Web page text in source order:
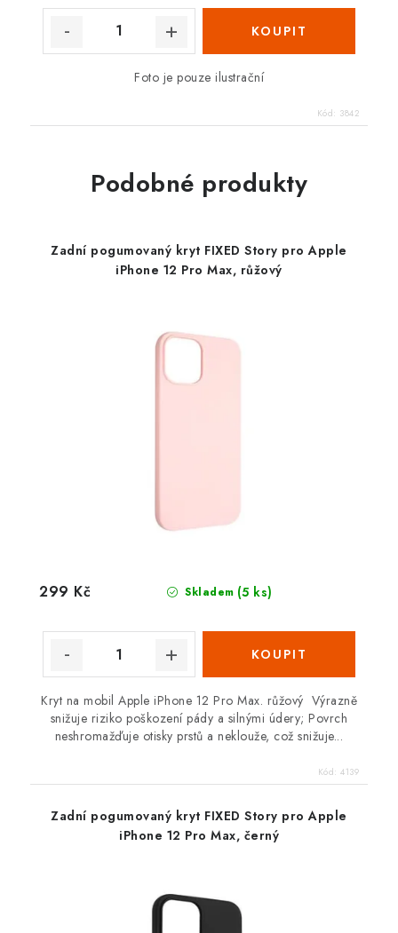
Foto je pouze ilustrační
Kód: 3842
Podobné produkty
Zadní pogumovaný kryt FIXED Story pro Apple
iPhone 12 Pro Max, růžový
Skladem (5 ks)
299 Kč
Kryt na mobil Apple iPhone 12 Pro Max. růžový Výrazně
snižuje riziko poškození pády a silnými údery; Povrch
neshromažďuje otisky prstů a neklouže, což snižuje...
Kód: 4139
Zadní pogumovaný kryt FIXED Story pro Apple
iPhone 12 Pro Max, černý